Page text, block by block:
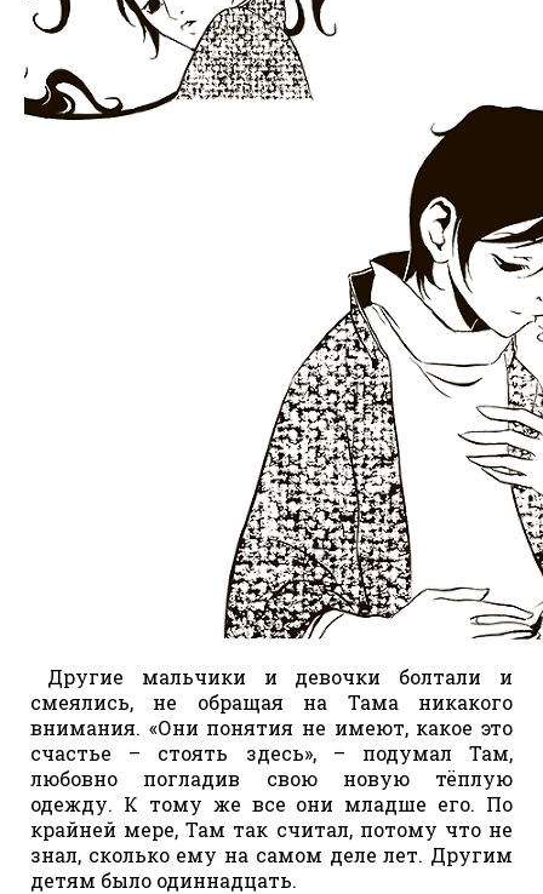
Другие мальчики и девочки болтали и
смеялись, не обращая на Тама никакого
внимания. «Они понятия не имеют, какое это
счастье – стоять здесь», – подумал Там,
любовно погладив свою новую тёплую
одежду. К тому же все они младше его. По
крайней мере, Там так считал, потому что не
знал, сколько ему на самом деле лет. Другим
детям было одиннадцать.